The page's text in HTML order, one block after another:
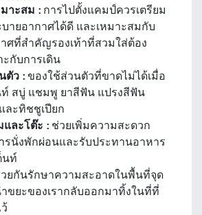
มาะสม : การไปตั้งแคมป์ควรเตรียม
บายอากาศได้ดี และเหมาะสมกับ
ศที่สำคัญรองเท้าที่สวมใส่ต้อง
ะกับการเดิน
ตัว :ของใช้ส่วนตัวที่ขาดไม่ได้เมื่อ
ท์ สบู่ แชมพู ยาสีฟัน แปรงสีฟัน
ละทิชชูเปียก
และโต๊ะ : ช่วยเพิ่มความสะดวก
รนั่งพักผ่อนและรับประทานอาหาร
นท์
ยกันรักษาความสะอาดในพื้นที่จุด
ขยะของเรากลับออกมาทิ้งในที่ที่